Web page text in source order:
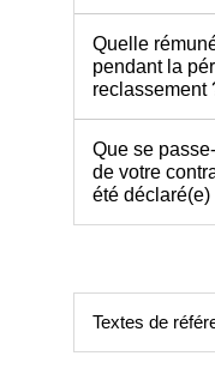
Quelle
pendant la
reclassement
Que se
de votre
été
Textes de